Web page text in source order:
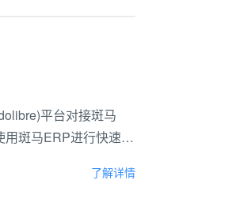
平台对接斑马
斑马ERP进行快速订
了解详情